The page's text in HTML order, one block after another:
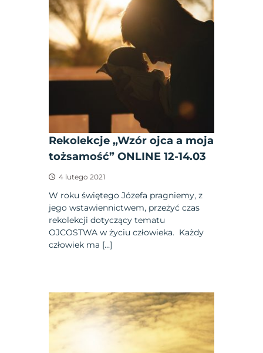
Rekolekcje „Wzór ojca a moja
tożsamość” ONLINE 12-14.03
4 lutego 2021
W roku świętego Józefa pragniemy, z
jego wstawiennictwem, przeżyć czas
rekolekcji dotyczący tematu
OJCOSTWA w życiu człowieka. Każdy
człowiek ma […]